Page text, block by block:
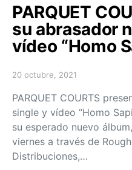
PARQUET
su abrasador
vídeo “Homo
Posted on
20 octubre, 2021
PARQUET COURTS
single y vídeo “Homo
su esperado nuevo
viernes a través de
Distribuciones,…